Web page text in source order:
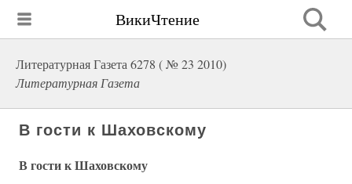
ВикиЧтение
Литературная Газета 6278 ( № 23 2010)
Литературная Газета
В гости к Шаховскому
В гости к Шаховскому